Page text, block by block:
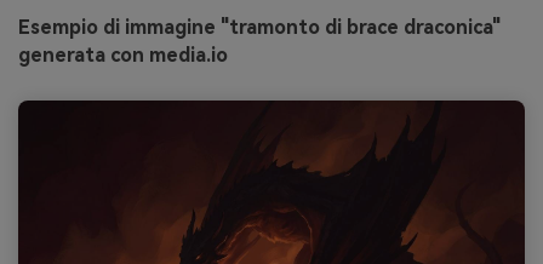
Esempio di immagine "tramonto di brace draconica"
generata con media.io